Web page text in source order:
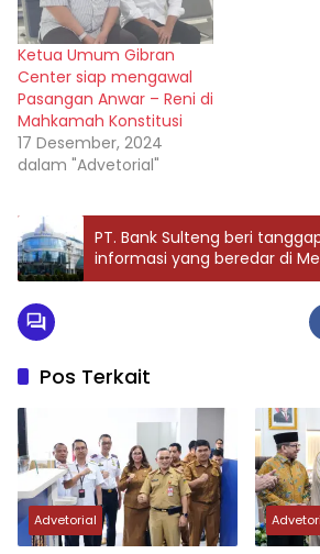
Ketua Umum Gibran
Center siap mengawal
Pasangan Anwar – Reni di
Mahkamah Konstitusi
17 Desember, 2024
dalam "Advetorial"
PT. Bank Sulteng beri
informasi yang beredar di
Pos Terkait
Advetorial